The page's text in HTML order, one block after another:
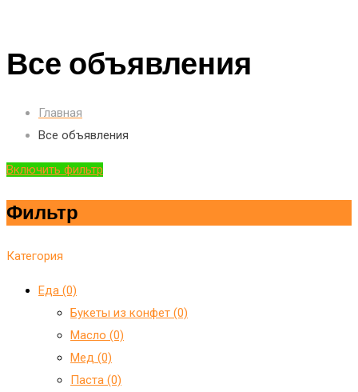
Все объявления
Главная
Все объявления
Включить фильтр
Фильтр
Категория
Еда (0)
Букеты из конфет (0)
Масло (0)
Мед (0)
Паста (0)